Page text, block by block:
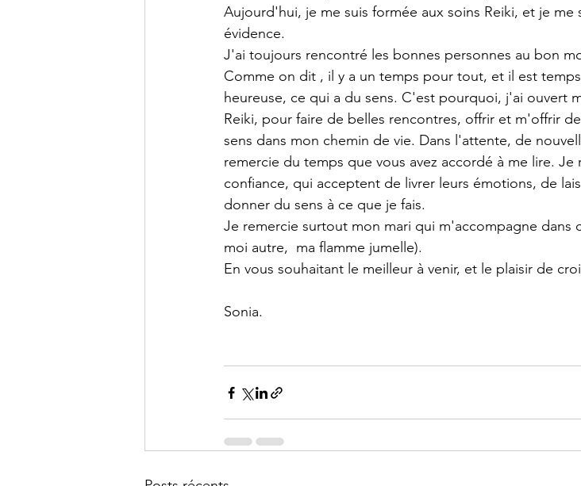
Aujourd'hui, je me suis formée aux soins Reiki, et je
évidence.
J'ai toujours rencontré les bonnes personnes au bon
Comme on dit , il y a un temps pour tout, et il est
heureuse, ce qui a du sens. C'est pourquoi, j'ai ouvert
Reiki, pour faire de belles rencontres, offrir et m'offrir
sens dans mon chemin de vie. Dans l'attente, de
remercie du temps que vous avez accordé à me lire.
confiance, qui acceptent de livrer leurs émotions, de
donner du sens à ce que je fais.
Je remercie surtout mon mari qui m'accompagne dans
moi autre,  ma flamme jumelle).
En vous souhaitant le meilleur à venir, et le plaisir de
Sonia.